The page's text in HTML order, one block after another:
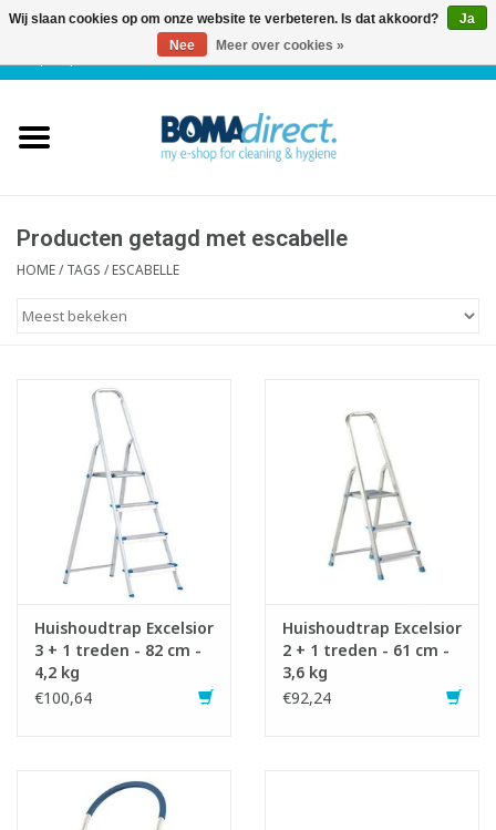
Klantenservice
Producten getagd met escabelle
HOME/TAGS /ESCABELLE
Huishoudtrap Excelsior
3 + 1 treden - 82 cm -
4,2 kg
€100,64
Huishoudtrap Excelsior
2 + 1 treden - 61 cm -
3,6 kg
€92,24
Wij slaan cookies op om onze website te verbeteren. Is dat akkoord?
Ja
Nee
Meer over cookies »